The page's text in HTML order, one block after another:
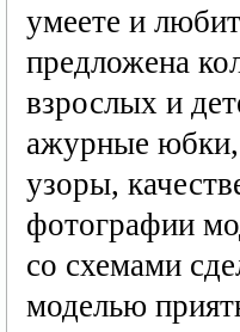
умеете и
предложена
взрослых и
ажурные
узоры,
фотографии
со схемами
моделью